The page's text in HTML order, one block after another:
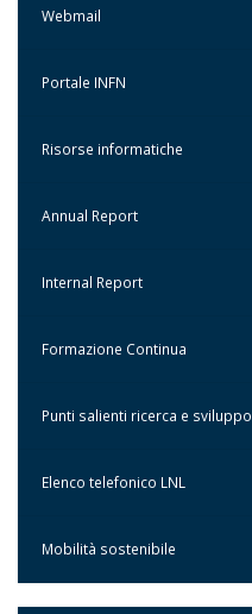
Webmail
Portale INFN
Risorse informatiche
Annual Report
Internal Report
Formazione Continua
Punti salienti ricerca e sviluppo
Elenco telefonico LNL
Mobilità sostenibile